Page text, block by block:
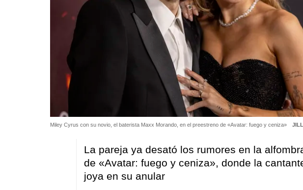
Miley Cyrus con su novio, el baterista Maxx Morando, en el preestreno de «Avatar: fuego y ceniza»
La pareja ya desató los rumores en la
de «Avatar: fuego y ceniza», donde la
joya en su anular